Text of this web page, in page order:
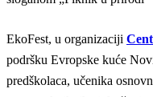
EkoFest, u organizaciji
podršku Evropske kuće
predškolaca, učenika